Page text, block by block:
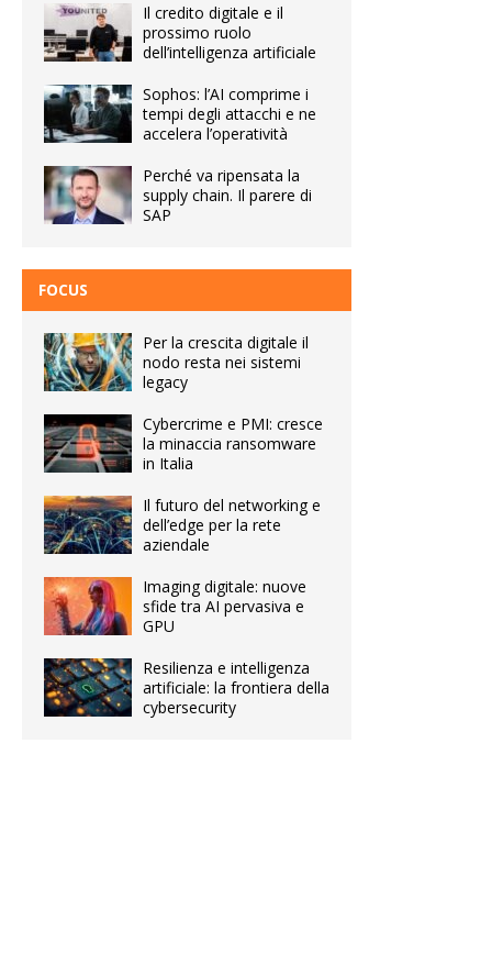
Il credito digitale e il
prossimo ruolo
dell’intelligenza artificiale
Sophos: l’AI comprime i
tempi degli attacchi e ne
accelera l’operatività
Perché va ripensata la
supply chain. Il parere di
SAP
FOCUS
Per la crescita digitale il
nodo resta nei sistemi
legacy
Cybercrime e PMI: cresce
la minaccia ransomware
in Italia
Il futuro del networking e
dell’edge per la rete
aziendale
Imaging digitale: nuove
sfide tra AI pervasiva e
GPU
Resilienza e intelligenza
artificiale: la frontiera della
cybersecurity